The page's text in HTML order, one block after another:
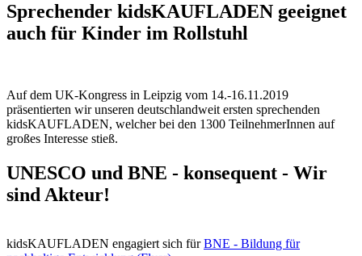
Sprechender kidsKAUFLADEN geeignet
auch für Kinder im Rollstuhl
Auf dem UK-Kongress in Leipzig vom 14.-16.11.2019
präsentierten wir unseren deutschlandweit ersten sprechenden
kidsKAUFLADEN, welcher bei den 1300 TeilnehmerInnen auf
großes Interesse stieß.
UNESCO und BNE - konsequent - Wir
sind Akteur!
kidsKAUFLADEN engagiert sich fürBNE - Bildung für